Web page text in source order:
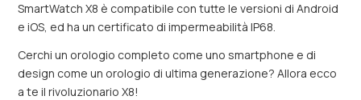
SmartWatch X8 è compatibile con tutte le versioni di Android
e iOS, ed ha un certificato di impermeabilità IP68.
Cerchi un orologio completo come uno smartphone e di
design come un orologio di ultima generazione? Allora ecco
a te il rivoluzionario X8!